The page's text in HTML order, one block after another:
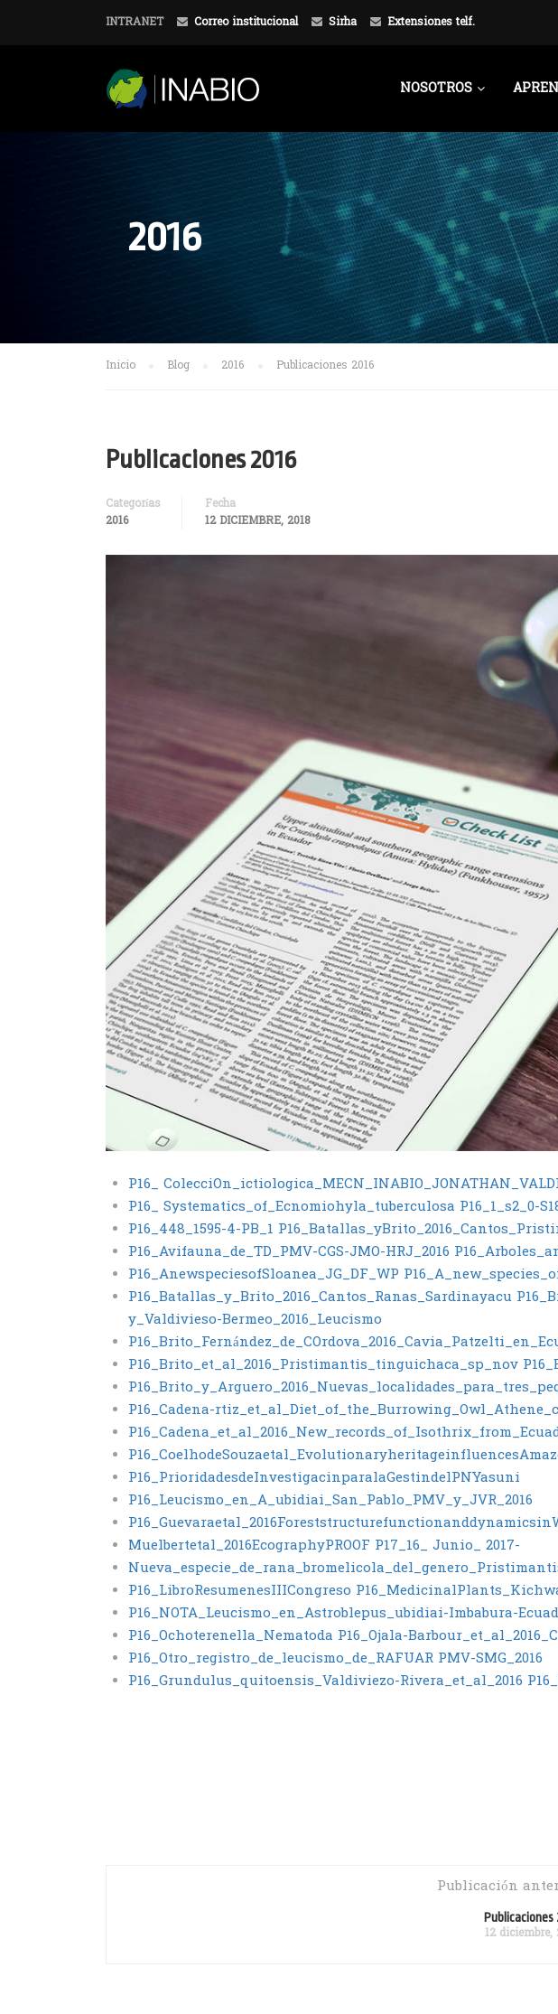
INTRANET Correo institucional Sirha Extensiones telf.
NOSOTROS
2016
Inicio Blog 2016 Publicaciones 2016
Publicaciones 2016
Categorías
2016
Fecha
12 DICIEMBRE, 2018
P16_
P16_ Systematics_of_Ecnomiohyla_tuberculosa P16_1_s2_0-
P16_448_1595-4-PB_1
P16_Avifauna_de_TD_PMV-CGS-JMO-HRJ_2016
P16_AnewspeciesofSloanea_JG_DF_WP
P16_Batallas_y_Brito_2016_Cantos_Ranas_Sardinayacu
y_Valdivieso-Bermeo_2016_Leucismo
P16_Brito_et_al_2016_Pristimantis_tinguichaca_sp_nov
P16_Cadena-
P16_PrioridadesdeInvestigacinparalaGestindelPNYasuni
P16_Leucismo_en_A_ubidiai_San_Pablo_PMV_y_JVR_2016
Muelbertetal_2016EcographyPROOF P17_16_ Junio_ 2017-
P16_LibroResumenesIIICongreso
P16_NOTA_Leucismo_en_Astroblepus_ubidiai-Imbabura-
P16_Ochoterenella_Nematoda P16_Ojala-
P16_Otro_registro_de_leucismo_de_RAFUAR PMV-SMG_2016
P16_Grundulus_quitoensis_Valdiviezo-Rivera_et_al_2016
Publicación
Publicaciones
12 diciembre,